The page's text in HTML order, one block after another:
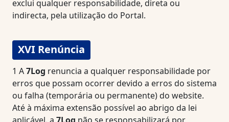
exclui qualquer responsabilidade, direta ou
indirecta, pela utilização do Portal.
XVI Renúncia
1 A7Log renuncia a qualquer responsabilidade por
erros que possam ocorrer devido a erros do sistema
ou falha (temporária ou permanente) do website.
Até à máxima extensão possível ao abrigo da lei